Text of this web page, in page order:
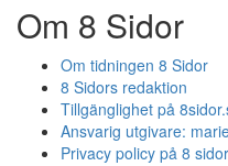
Om 8 Sidor
Om tidningen 8 Sidor
8 Sidors redaktion
Tillgänglighet på
Ansvarig utgivare:
Privacy policy på 8 sidor